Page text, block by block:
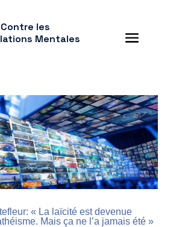
les
Mentales
« La laïcité est devenue
Mais ça ne l’a jamais été »